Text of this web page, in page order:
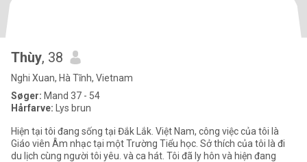
Thùy, 38
Nghi Xuan, Hà Tĩnh, Vietnam
Søger: Mand 37 - 54
Hårfarve: Lys brun
Hiện tại tôi đang sống tại Đắk Lắk. Việt Nam, công việc của tôi là
Giáo viên Âm nhạc tại một Trường Tiểu học. Sở thích của tôi là đi
du lịch cùng người tôi yêu. và ca hát. Tôi đã ly hôn và hiện đang